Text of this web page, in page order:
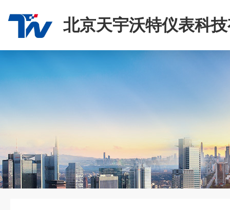
北京天宇沃特仪表科
司